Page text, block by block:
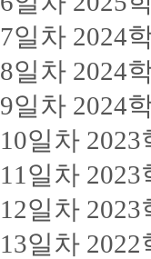
7일차 2024
8일차 2024
9일차 2024
10일차
11일차
12일차
13일차